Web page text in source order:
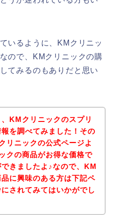
いるように、KMクリニッ
ので、KMクリニックの購
てみるのもありだと思い
KMクリニックのスプリ
を調べてみました！その
リニックの公式ページよ
クの商品がお得な価格で
きましたよ♪なので、KM
に興味のある方は下記ペ
されてみてはいかがでし